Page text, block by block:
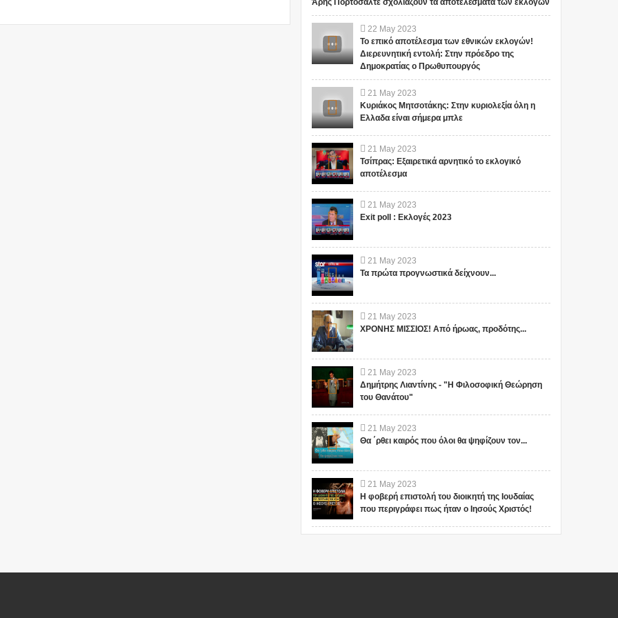
Άρης Πορτοσάλτε σχολιάζουν τα αποτελέσματα των εκλογών
22 May 2023
Το επικό αποτέλεσμα των εθνικών εκλογών!
Διερευνητική εντολή: Στην πρόεδρο της
Δημοκρατίας ο Πρωθυπουργός
21 May 2023
Κυριάκος Μητσοτάκης: Στην κυριολεξία όλη η
Ελλαδα είναι σήμερα μπλε
21 May 2023
Τσίπρας: Εξαιρετικά αρνητικό το εκλογικό
αποτέλεσμα
21 May 2023
Exit poll : Εκλογές 2023
21 May 2023
Τα πρώτα προγνωστικά δείχνουν...
21 May 2023
ΧΡΟΝΗΣ ΜΙΣΣΙΟΣ! Από ήρωας, προδότης...
21 May 2023
Δημήτρης Λιαντίνης - "Η Φιλοσοφική Θεώρηση
του Θανάτου"
21 May 2023
Θα ΄ρθει καιρός που όλοι θα ψηφίζουν τον...
21 May 2023
Η φοβερή επιστολή του διοικητή της Ιουδαίας
που περιγράφει πως ήταν ο Ιησούς Χριστός!